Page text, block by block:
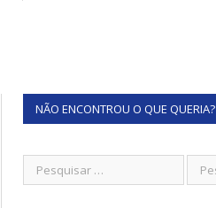
NÃO ENCONTROU O QUE QUERIA?